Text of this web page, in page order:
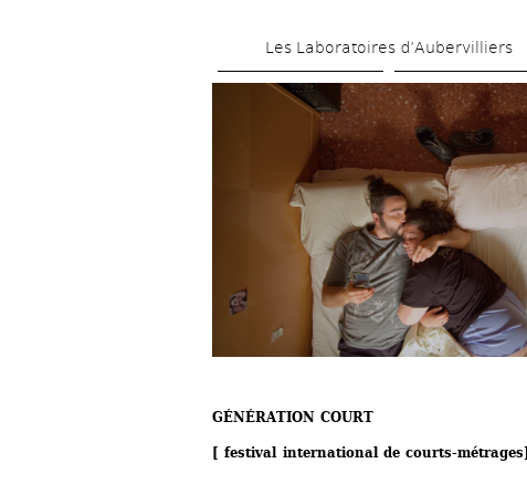
Les Laboratoires d’Aubervilliers
GÉNÉRATION COURT
[ festival international de courts-métrages]